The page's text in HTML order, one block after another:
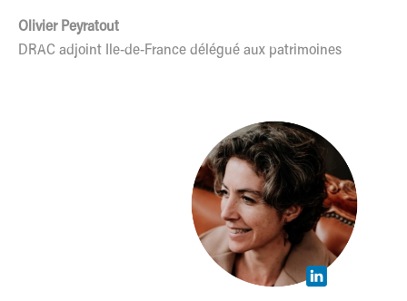
Olivier Peyratout
DRAC adjoint Ile-de-France délégué aux patrimoines